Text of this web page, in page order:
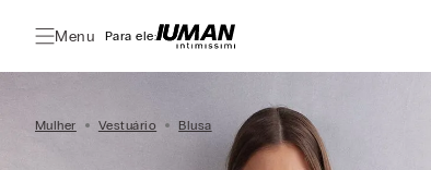
Menu Para ele:
Mulher Vestuário Blusa